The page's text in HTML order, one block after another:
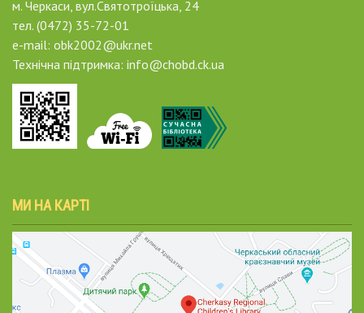
м. Черкаси, вул.Святотроїцька, 24
тел. (0472) 35-72-01
e-mail: obk2002@ukr.net
Технічна підтримка: info@chobd.ck.ua
МИ НА КАРТІ